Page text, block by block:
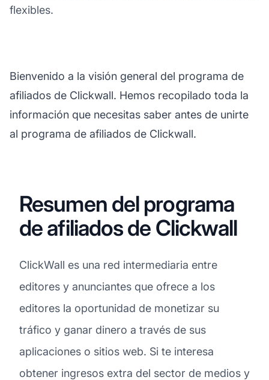
flexibles.
Bienvenido a la visión general del programa de
afiliados de Clickwall. Hemos recopilado toda la
información que necesitas saber antes de unirte
al programa de afiliados de Clickwall.
Resumen del programa
de afiliados de Clickwall
ClickWall es una red intermediaria entre
editores y anunciantes que ofrece a los
editores la oportunidad de monetizar su
tráfico y ganar dinero a través de sus
aplicaciones o sitios web. Si te interesa
obtener ingresos extra del sector de medios y